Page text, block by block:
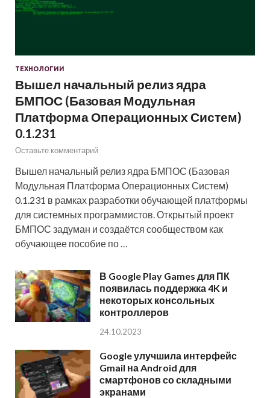
ТЕХНОЛОГИИ
Вышел начальный релиз ядра
БМПОС (Базовая Модульная
Платформа Операционных Систем)
0.1.231
Оставьте комментарий
Вышел начальный релиз ядра БМПОС (Базовая
Модульная Платформа Операционных Систем)
0.1.231 в рамках разработки обучающей платформы
для системных программистов. Открытый проект
БМПОС задуман и создаётся сообществом как
обучающее пособие по …
В Google Play Games для ПК
появилась поддержка 4K и
некоторых консольных
контроллеров
24.10.2023
Google улучшила интерфейс
Gmail на Android для
смартфонов со складными
экранами